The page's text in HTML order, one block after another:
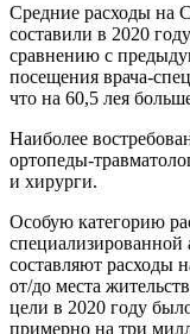
Средние расходы на
составили в 2020
сравнению с
посещения врача-
что на 60,5 лея
Наиболее
ортопеды-
и хирурги.
Особую категорию
составляют расходы
от/до места
цели в 2020 году
примерно на три